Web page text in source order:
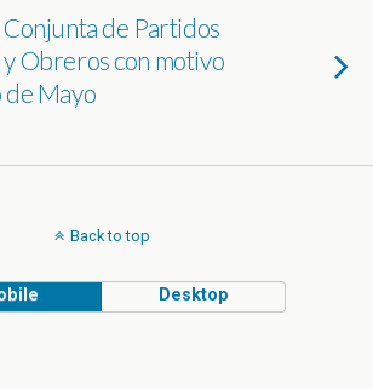
de Partidos
Obreros con motivo
Mayo
Back to top
Desktop